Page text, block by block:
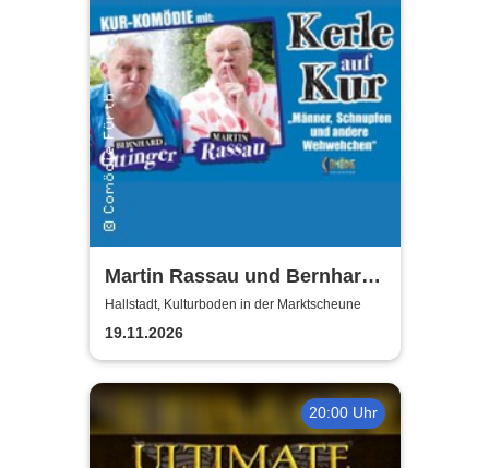
Martin Rassau und Bernhard
Ottinger - Kerle auf Kur
Hallstadt, Kulturboden in der Marktscheune
19.11.2026
20:00 Uhr